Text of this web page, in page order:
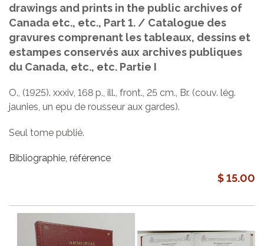
drawings and prints in the public archives of
Canada etc., etc., Part 1. / Catalogue des
gravures comprenant les tableaux, dessins et
estampes conservés aux archives publiques
du Canada, etc., etc. Partie I
O., (1925). xxxiv, 168 p., ill., front., 25 cm., Br. (couv. lég.
jaunies, un epu de rousseur aux gardes).
Seul tome publié.
Bibliographie, référence
$ 15.00